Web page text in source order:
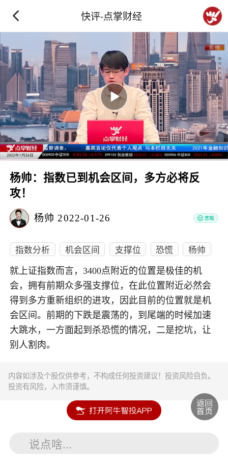
快评-点掌财经
杨帅：指数已到机会区间，多方必将反
攻！
杨帅 2022-01-26
指数分析 机会区间 支撑位 恐慌 杨帅
就上证指数而言，3400点附近的位置是极佳的机
会，拥有前期众多强支撑位，在此位置附近必然会
得到多方重新组织的进攻，因此目前的位置就是机
会区间。前期的下跌是震荡的，到尾端的时候加速
大跳水，一方面起到杀恐慌的情况，二是挖坑，让
别人割肉。
内容如涉及个股仅供参考，不构成任何投资建议！投资风险自负。
投资有风险，入市须谨慎。
说点啥...